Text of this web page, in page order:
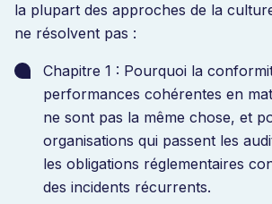
la plupart des approches de la
ne résolvent pas :
Chapitre 1 : Pourquoi la
performances cohérentes en
ne sont pas la même chose, et
organisations qui passent les
les obligations réglementaires
des incidents récurrents.